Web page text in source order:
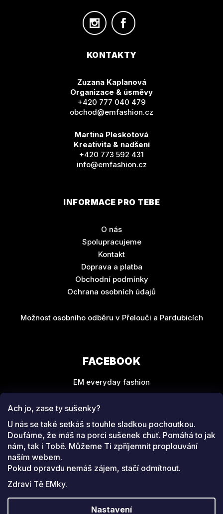
Ach jo, zase ty sušenky?
U nás se také setkáš s touhle sladkou pochoutkou.
Doufáme, že máš na porci sušenek chuť. Pomáhá to jak
nám, tak i Tobě. Můžeme Ti zpříjemnit proplouvání
naším webem.
Pokud opravdu nemáš zájem, stačí odmítnout.
Zdraví Tě EMky.
Nastavení
KONTAKTY
Zuzana Kaplanová
Organizace & úsměvy
+420 777 040 479
obchod@emfashion.cz
Martina Pleskotová
Kreativita & nadšení
+420 773 592 431
info@emfashion.cz
INFORMACE PRO TEBE
O nás
Spolupracujeme
Kontakt
Doprava a platba
Obchodní podmínky
Ochrana osobních údajů
Možnost osobního odběru v Přelouči a Pardubicích
FACEBOOK
EM everyday fashion
SLEDUJ NÁS NA
INSTAGRAMU